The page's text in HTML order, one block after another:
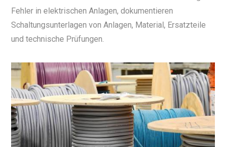
Fehler in elektrischen Anlagen, dokumentieren
Schaltungsunterlagen von Anlagen, Material, Ersatzteile
und technische Prüfungen.